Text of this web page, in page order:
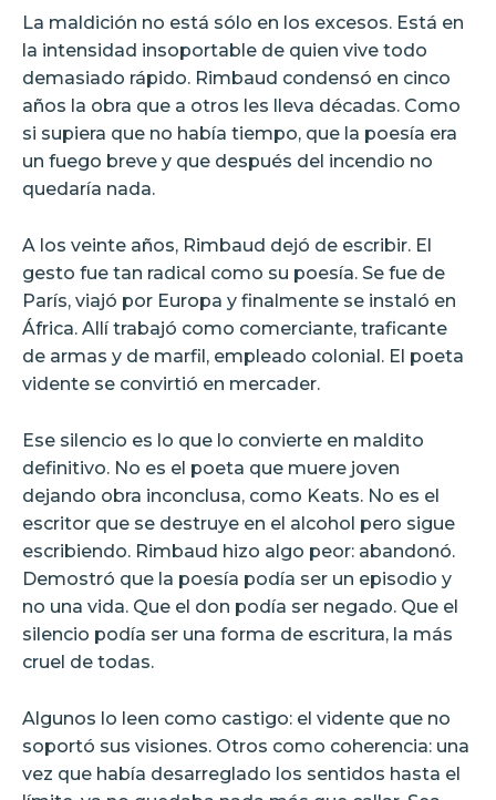
La maldición no está sólo en los excesos. Está en
la intensidad insoportable de quien vive todo
demasiado rápido. Rimbaud condensó en cinco
años la obra que a otros les lleva décadas. Como
si supiera que no había tiempo, que la poesía era
un fuego breve y que después del incendio no
quedaría nada.
A los veinte años, Rimbaud dejó de escribir. El
gesto fue tan radical como su poesía. Se fue de
París, viajó por Europa y finalmente se instaló en
África. Allí trabajó como comerciante, traficante
de armas y de marfil, empleado colonial. El poeta
vidente se convirtió en mercader.
Ese silencio es lo que lo convierte en maldito
definitivo. No es el poeta que muere joven
dejando obra inconclusa, como Keats. No es el
escritor que se destruye en el alcohol pero sigue
escribiendo. Rimbaud hizo algo peor: abandonó.
Demostró que la poesía podía ser un episodio y
no una vida. Que el don podía ser negado. Que el
silencio podía ser una forma de escritura, la más
cruel de todas.
Algunos lo leen como castigo: el vidente que no
soportó sus visiones. Otros como coherencia: una
vez que había desarreglado los sentidos hasta el